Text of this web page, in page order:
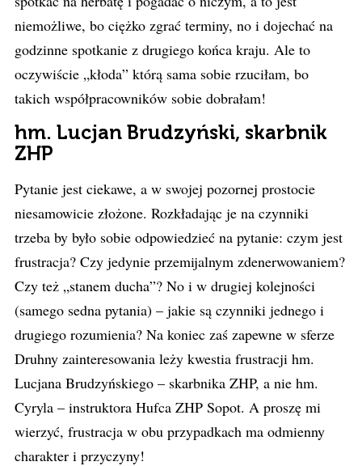
niemożliwe, bo ciężko zgrać terminy, no i dojechać na
godzinne spotkanie z drugiego końca kraju. Ale to
oczywiście „kłoda” którą sama sobie rzuciłam, bo
takich współpracowników sobie dobrałam!
hm. Lucjan Brudzyński, skarbnik
ZHP
Pytanie jest ciekawe, a w swojej pozornej prostocie
niesamowicie złożone. Rozkładając je na czynniki
trzeba by było sobie odpowiedzieć na pytanie: czym jest
frustracja? Czy jedynie przemijalnym zdenerwowaniem?
Czy też „stanem ducha”? No i w drugiej kolejności
(samego sedna pytania) – jakie są czynniki jednego i
drugiego rozumienia? Na koniec zaś zapewne w sferze
Druhny zainteresowania leży kwestia frustracji hm.
Lucjana Brudzyńskiego – skarbnika ZHP, a nie hm.
Cyryla – instruktora Hufca ZHP Sopot. A proszę mi
wierzyć, frustracja w obu przypadkach ma odmienny
charakter i przyczyny!